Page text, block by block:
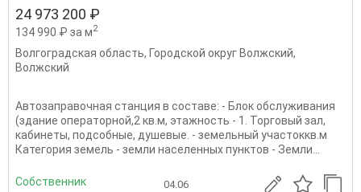
24 973 200 ₽
134 990 ₽ за м2
Волгоградская область, Городской округ Волжский,
Волжский
Автозаправочная станция в составе: - Блок обслуживания
(здание операторной,2 кв.м, этажность - 1. Торговый зал,
кабинеты, подсобные, душевые. - земельный участоккв.м
Категория земель - земли населенных пунктов - Земли...
Собственник 04.06